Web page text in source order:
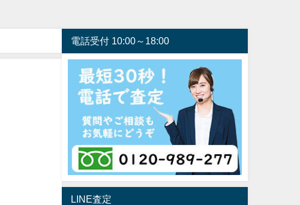
電話受付 10:00～18:00
LINE査定